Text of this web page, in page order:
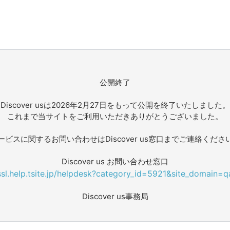
公開終了
Discover usは2026年2月27日をもって公開を終了いたしました。
これまで当サイトをご利用いただきありがとうございました。
ビスに関するお問い合わせはDiscover us窓口までご連絡ください
Discover us お問い合わせ窓口
Discover us事務局